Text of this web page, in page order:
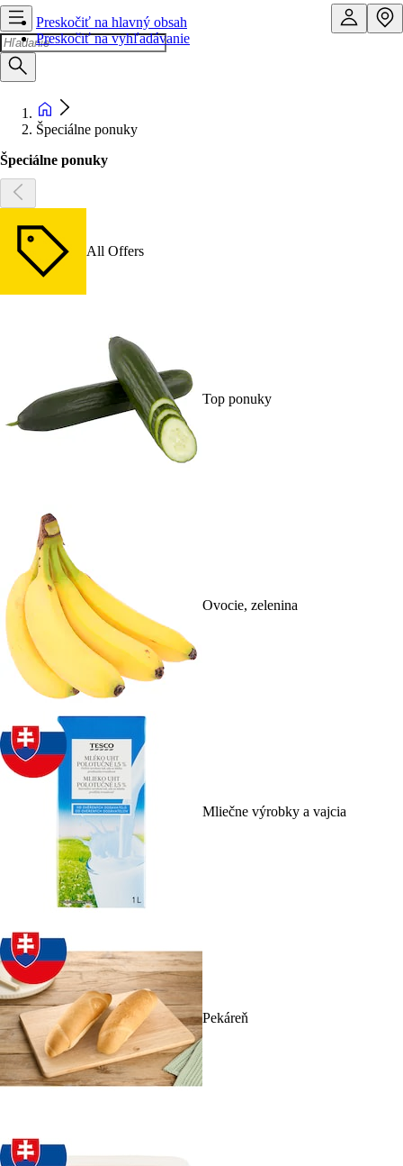
Preskočiť na hlavný obsah
Preskočiť na vyhľadávanie
Špeciálne ponuky
Špeciálne ponuky
All Offers
Top ponuky
Ovocie, zelenina
Mliečne výrobky a vajcia
Pekáreň